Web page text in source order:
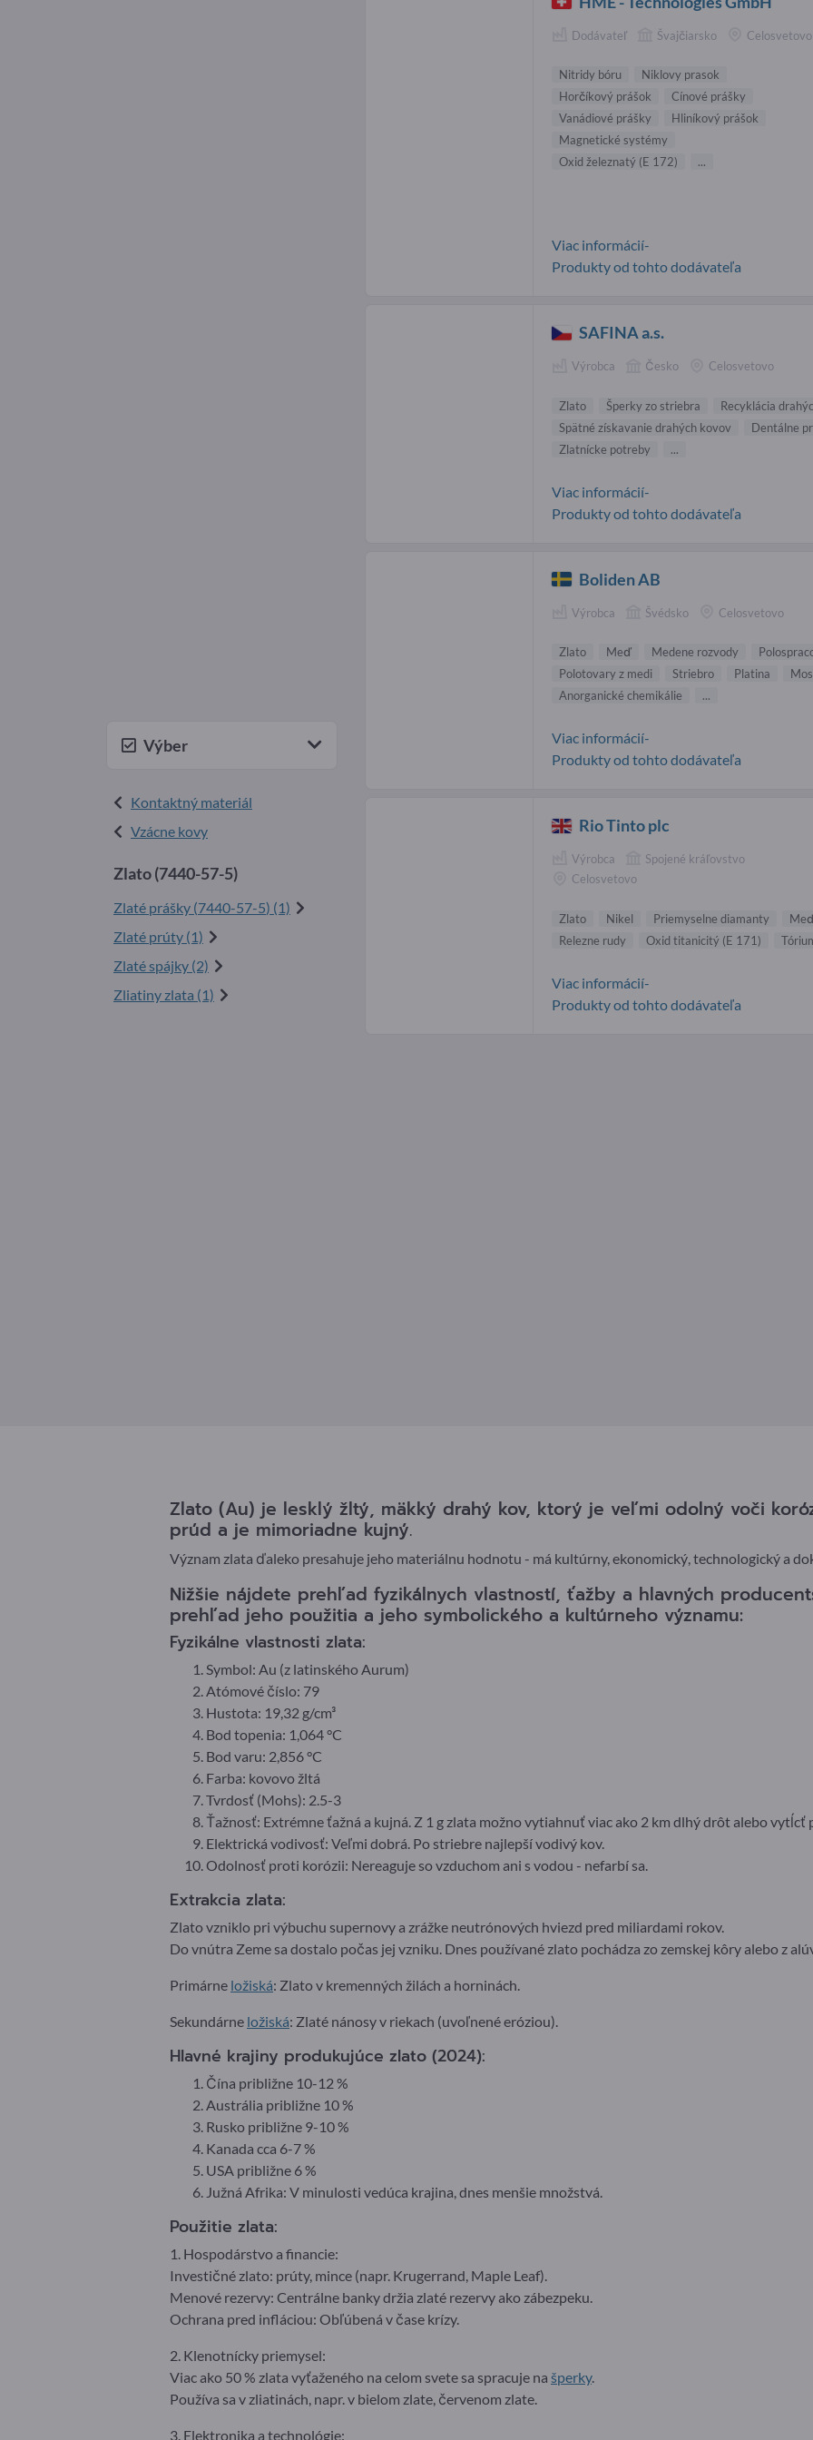
Výber
Kontaktný materiál
Vzácne kovy
Zlato (7440-57-5)
Zlaté prášky (7440-57-5) (1)
Zlaté prúty (1)
Zlaté spájky (2)
Zliatiny zlata (1)
Dodávateľ Švajčiarsko Celosvetovo
Nitridy bóru
Niklovy prasok
Horčíkový prášok
Cínové prášky
Vanádiové prášky
Hliníkový prášok
Magnetické systémy
Oxid železnatý (E 172)
...
Viac informácií-
Produkty od tohto dodávateľa
SAFINA a.s.
Výrobca Česko Celosvetovo
Zlato Šperky zo striebra
Recyklácia
Spätné získavanie drahých kovov
Dentálne
Zlatnícke potreby
...
Viac informácií-
Produkty od tohto dodávateľa
Boliden AB
Výrobca Švédsko Celosvetovo
Zlato Meď Medene rozvody
Polotovary z medi
Striebro Platina
Anorganické chemikálie
...
Viac informácií-
Produkty od tohto dodávateľa
Rio Tinto plc
Výrobca
Spojené kráľovstvo
Celosvetovo
Zlato Nikel Priemyselne diamanty
Relezne rudy
Oxid titanicitý (E 171)
Viac informácií-
Produkty od tohto dodávateľa
Zlato (Au) je lesklý žltý, mäkký drahý kov, ktorý je veľmi odolný voči
prúd a je mimoriadne kujný.
Význam zlata ďaleko presahuje jeho materiálnu hodnotu - má kultúrny, ekonomický, technologický a
Nižšie nájdete prehľad fyzikálnych vlastností, ťažby a hlavných
prehľad jeho použitia a jeho symbolického a kultúrneho významu:
Fyzikálne vlastnosti zlata:
Symbol: Au (z latinského Aurum)
Atómové číslo: 79
Hustota: 19,32 g/cm³
Bod topenia: 1,064 °C
Bod varu: 2,856 °C
Farba: kovovo žltá
Tvrdosť (Mohs): 2.5-3
Ťažnosť: Extrémne ťažná a kujná. Z 1 g zlata možno vytiahnuť viac ako 2 km dlhý drôt alebo vytĺcť
Elektrická vodivosť: Veľmi dobrá. Po striebre najlepší vodivý kov.
Odolnosť proti korózii: Nereaguje so vzduchom ani s vodou - nefarbí sa.
Extrakcia zlata:
Zlato vzniklo pri výbuchu supernovy a zrážke neutrónových hviezd pred miliardami rokov.
Do vnútra Zeme sa dostalo počas jej vzniku. Dnes používané zlato pochádza zo zemskej kôry alebo z
Primárne ložiská: Zlato v kremenných žilách a horninách.
Sekundárne ložiská: Zlaté nánosy v riekach (uvoľnené eróziou).
Hlavné krajiny produkujúce zlato (2024):
Čína približne 10-12 %
Austrália približne 10 %
Rusko približne 9-10 %
Kanada cca 6-7 %
USA približne 6 %
Južná Afrika: V minulosti vedúca krajina, dnes menšie množstvá.
Použitie zlata:
1. Hospodárstvo a financie:
Investičné zlato: prúty, mince (napr. Krugerrand, Maple Leaf).
Menové rezervy: Centrálne banky držia zlaté rezervy ako zábezpeku.
Ochrana pred infláciou: Obľúbená v čase krízy.
2. Klenotnícky priemysel:
Viac ako 50 % zlata vyťaženého na celom svete sa spracuje na šperky.
Používa sa v zliatinách, napr. v bielom zlate, červenom zlate.
3. Elektronika a technológie: